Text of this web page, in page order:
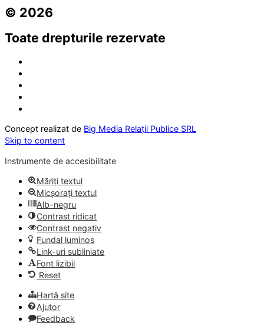
© 2026
Toate drepturile rezervate
Concept realizat de Big Media Relații Publice SRL
Skip to content
Instrumente de accesibilitate
Măriți textul
Micșorați textul
Alb-negru
Contrast ridicat
Contrast negativ
Fundal luminos
Link-uri subliniate
Font lizibil
Reset
Hartă site
Ajutor
Feedback